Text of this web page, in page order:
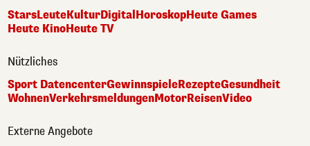
StarsLeuteKulturDigital HoroskopHeute Games
Heute KinoHeute TV
Nützliches
Sport DatencenterGewinnspieleRezepteGesundheit
WohnenVerkehrsmeldungenMotorReisenVideo
Externe Angebote